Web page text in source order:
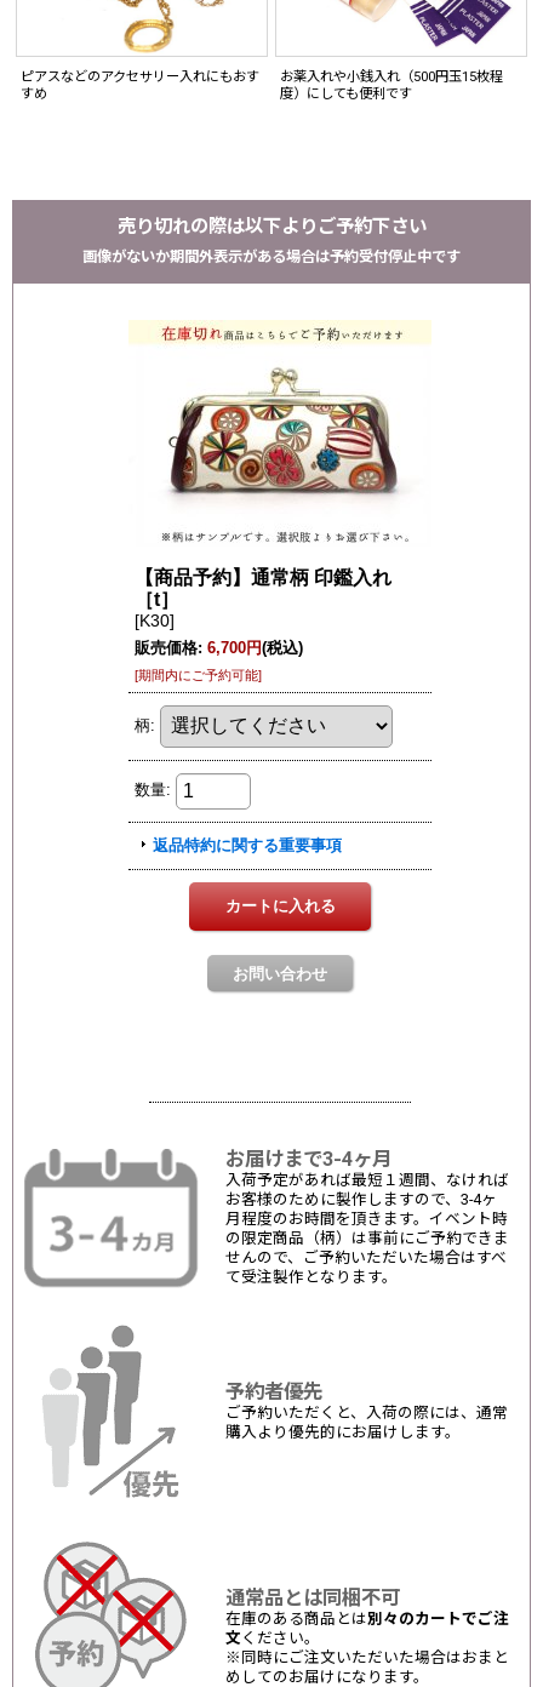
ピアスなどのアクセサリー入れにもおす
すめ
お薬入れや小銭入れ（500円玉15枚程
度）にしても便利です
売り切れの際は以下よりご予約下さい
画像がないか期間外表示がある場合は予約受付停止中です
お届けまで3-4ヶ月
入荷予定があれば最短１週間、なければ
お客様のために製作しますので、3-4ヶ
月程度のお時間を頂きます。イベント時
の限定商品（柄）は事前にご予約できま
せんので、ご予約いただいた場合はすべ
て受注製作となります。
予約者優先
ご予約いただくと、入荷の際には、通常
購入より優先的にお届けします。
通常品とは同梱不可
在庫のある商品とは別々のカートでご注
文 ください。
※同時にご注文いただいた場合はおまと
めしてのお届けになります。